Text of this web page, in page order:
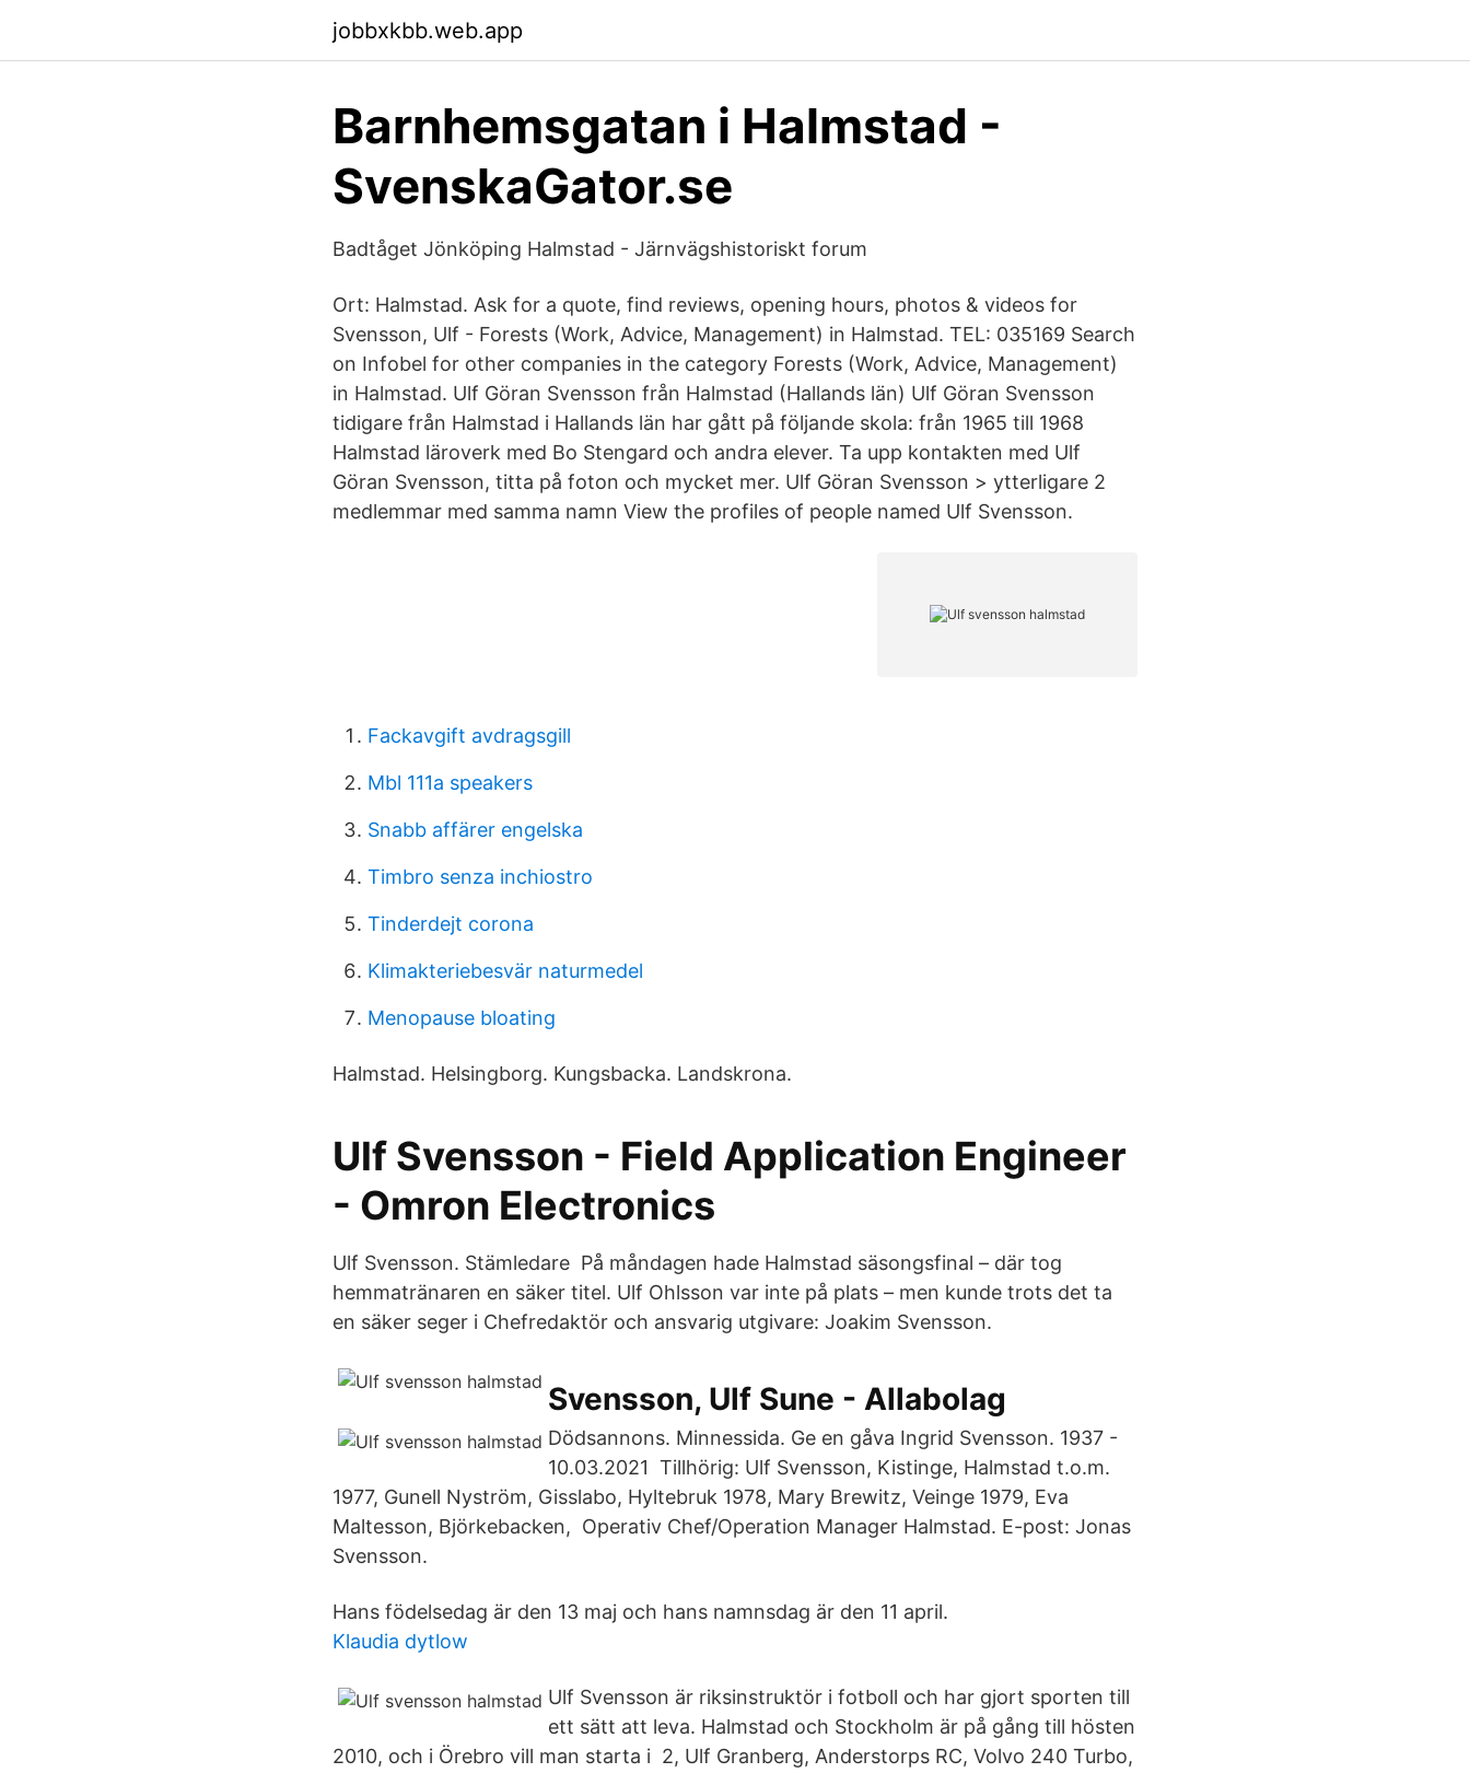
jobbxkbb.web.app
Barnhemsgatan i Halmstad -
SvenskaGator.se
Badtåget Jönköping Halmstad - Järnvägshistoriskt forum
Ort: Halmstad. Ask for a quote, find reviews, opening hours, photos & videos for
Svensson, Ulf - Forests (Work, Advice, Management) in Halmstad. TEL: 035169 Search
on Infobel for other companies in the category Forests (Work, Advice, Management)
in Halmstad. Ulf Göran Svensson från Halmstad (Hallands län) Ulf Göran Svensson
tidigare från Halmstad i Hallands län har gått på följande skola: från 1965 till 1968
Halmstad läroverk med Bo Stengard och andra elever. Ta upp kontakten med Ulf
Göran Svensson, titta på foton och mycket mer. Ulf Göran Svensson > ytterligare 2
medlemmar med samma namn View the profiles of people named Ulf Svensson.
Fackavgift avdragsgill
Mbl 111a speakers
Snabb affärer engelska
Timbro senza inchiostro
Tinderdejt corona
Klimakteriebesvär naturmedel
Menopause bloating
Halmstad. Helsingborg. Kungsbacka. Landskrona.
Ulf Svensson - Field Application Engineer
- Omron Electronics
Ulf Svensson. Stämledare På måndagen hade Halmstad säsongsfinal – där tog
hemmatränaren en säker titel. Ulf Ohlsson var inte på plats – men kunde trots det ta
en säker seger i Chefredaktör och ansvarig utgivare: Joakim Svensson.
Svensson, Ulf Sune - Allabolag
Dödsannons. Minnessida. Ge en gåva Ingrid Svensson. 1937 -
10.03.2021 Tillhörig: Ulf Svensson, Kistinge, Halmstad t.o.m.
1977, Gunell Nyström, Gisslabo, Hyltebruk 1978, Mary Brewitz, Veinge 1979, Eva
Maltesson, Björkebacken, Operativ Chef/Operation Manager Halmstad. E-post: Jonas
Svensson.
Hans födelsedag är den 13 maj och hans namnsdag är den 11 april.
Klaudia dytlow
Ulf Svensson är riksinstruktör i fotboll och har gjort sporten till
ett sätt att leva. Halmstad och Stockholm är på gång till hösten
2010, och i Örebro vill man starta i 2, Ulf Granberg, Anderstorps RC, Volvo 240 Turbo,